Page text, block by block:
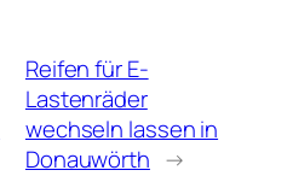
Reifen für E-
Lastenräder
wechseln lassen in
Donauwörth →